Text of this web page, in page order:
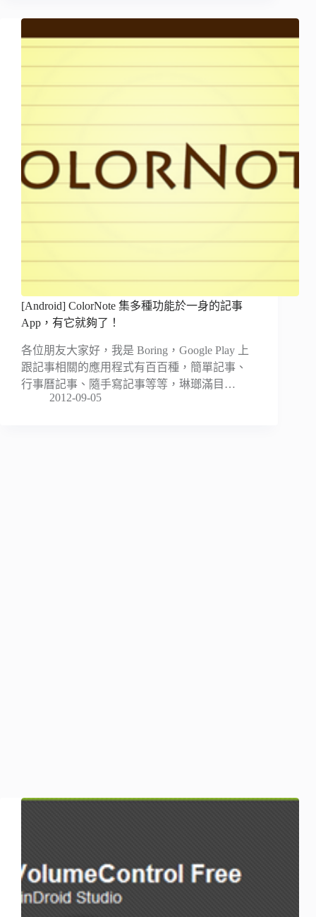
[Android] ColorNote 集多種功能於一身的記事
App，有它就夠了！
各位朋友大家好，我是 Boring，Google Play 上
跟記事相關的應用程式有百百種，簡單記事、
行事曆記事、隨手寫記事等等，琳瑯滿目…
2012-09-05